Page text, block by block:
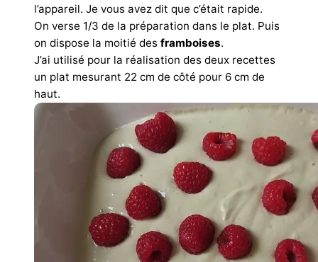
l’appareil. Je vous avez dit que c’était rapide.
On verse 1/3 de la préparation dans le plat. Puis
on dispose la moitié des framboises.
J’ai utilisé pour la réalisation des deux recettes
un plat mesurant 22 cm de côté pour 6 cm de
haut.